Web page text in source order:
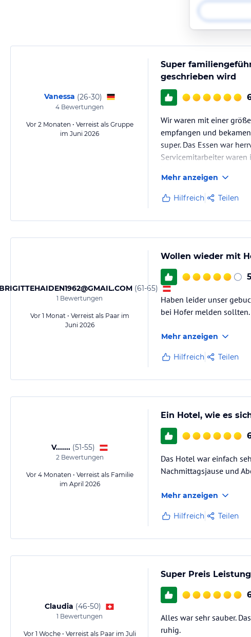
Vanessa (26-30)
4 Bewertungen
Vor 2 Monaten • Verreist als Gruppe
im Juni 2026
Super
geschrieben wird
Wir waren mit einer
empfangen und
super. Das Essen war
Servicemitarbeiter
Mehr anzeigen
Hilfreich Teilen
(61-65)
1 Bewertungen
Vor 1 Monat • Verreist als Paar im
Juni 2026
Wollen wieder mit
5
Haben leider unser
bei Hofer melden
Mehr anzeigen
Hilfreich Teilen
V....... (51-55)
2Bewertungen
Vor 4 Monaten • Verreist als Familie
im April 2026
Ein Hotel, wie es
Das Hotel war einfach
Nachmittagsjause und
Mehr anzeigen
Hilfreich Teilen
Claudia (46-50)
1 Bewertungen
Vor 1 Woche • Verreist als Paar im Juli
Super Preis
Alles war sehr sauber.
ruhig.